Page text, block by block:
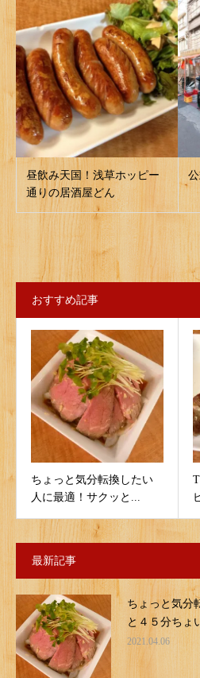
昼飲み天国！浅草ホッピー
通りの居酒屋どん
おすすめ記事
ちょっと気分転換したい
人に最適！サクッと...
最新記事
ちょっと気分
と４５分ちょ
2021.04.06